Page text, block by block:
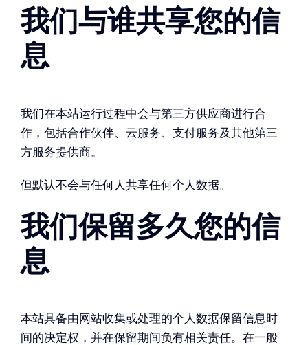
我们与谁共享您的信
息
我们在本站运行过程中会与第三方供应商进行合
作，包括合作伙伴、云服务、支付服务及其他第三
方服务提供商。
但默认不会与任何人共享任何个人数据。
我们保留多久您的信
息
本站具备由网站收集或处理的个人数据保留信息时
间的决定权，并在保留期间负有相关责任。在一般